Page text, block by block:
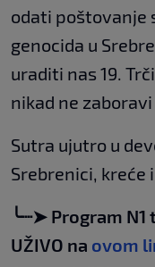
odati poštovanje
genocida u
uraditi nas 19.
nikad ne zaboravi
Sutra ujutro u
Srebrenici,
╰┈➤ Program
UŽIVO na ovom